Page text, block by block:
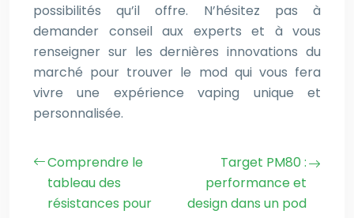
possibilités qu’il offre. N’hésitez pas à
demander conseil aux experts et à vous
renseigner sur les dernières innovations du
marché pour trouver le mod qui vous fera
vivre une expérience vaping unique et
personnalisée.
Comprendre le
tableau des
résistances pour
Target PM80 :
performance et
design dans un pod